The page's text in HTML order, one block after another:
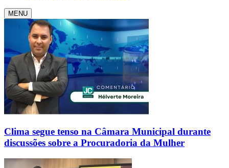
MENU
Clima segue tenso na Câmara Municipal durante
discussões sobre a Procuradoria da Mulher